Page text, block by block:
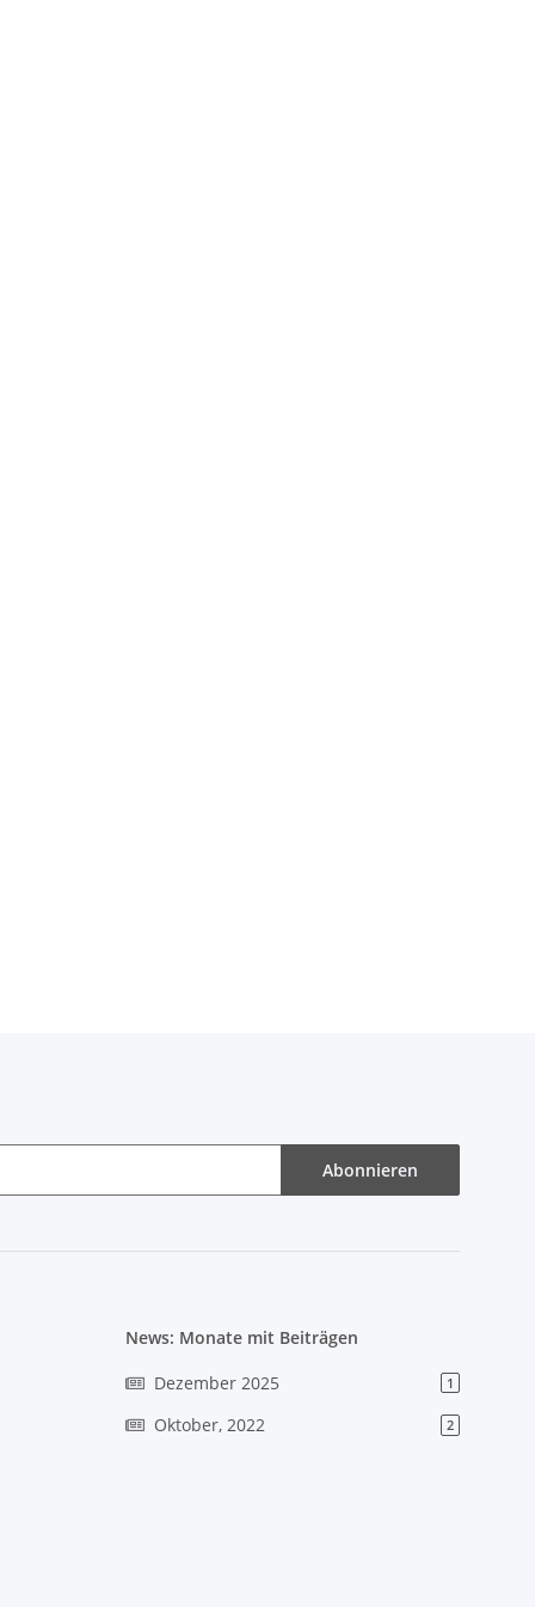
Abonnieren
News: Monate mit Beiträgen
Dezember 2025 1
Oktober, 2022 2